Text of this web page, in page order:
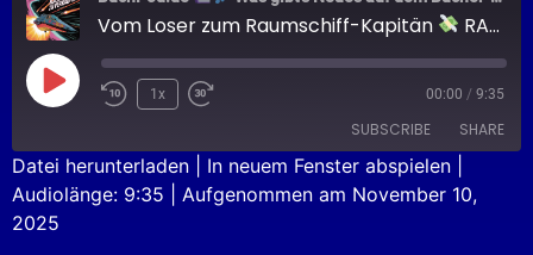
Vom Loser zum Raumschiff-Kapitän RAUMSCHIFF ZU VERKAUFEN
1x 00:00 / 9:35
SUBSCRIBE SHARE
Apple Podcasts Podcast.de
SHARE
Datei herunterladen In neuem Fenster abspielen
Audiolänge: 9:35
Aufgenommen am November 10,
2025